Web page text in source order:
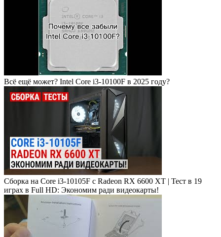
Всё ещё может? Intel Core i3-10100F в 2025 году?
Сборка на Core i3-10105F с Radeon RX 6600 XT | Тест в 19
играх в Full HD: Экономим ради видеокарты!